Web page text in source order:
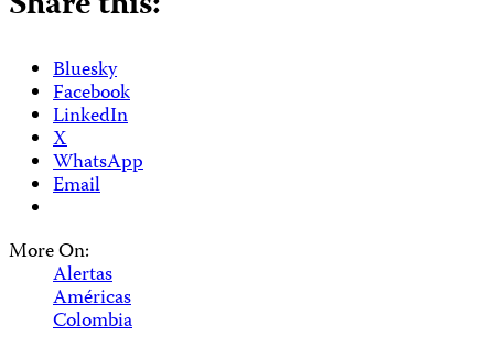
Bluesky
Facebook
LinkedIn
X
WhatsApp
Email
More On:
Alertas
Américas
Colombia